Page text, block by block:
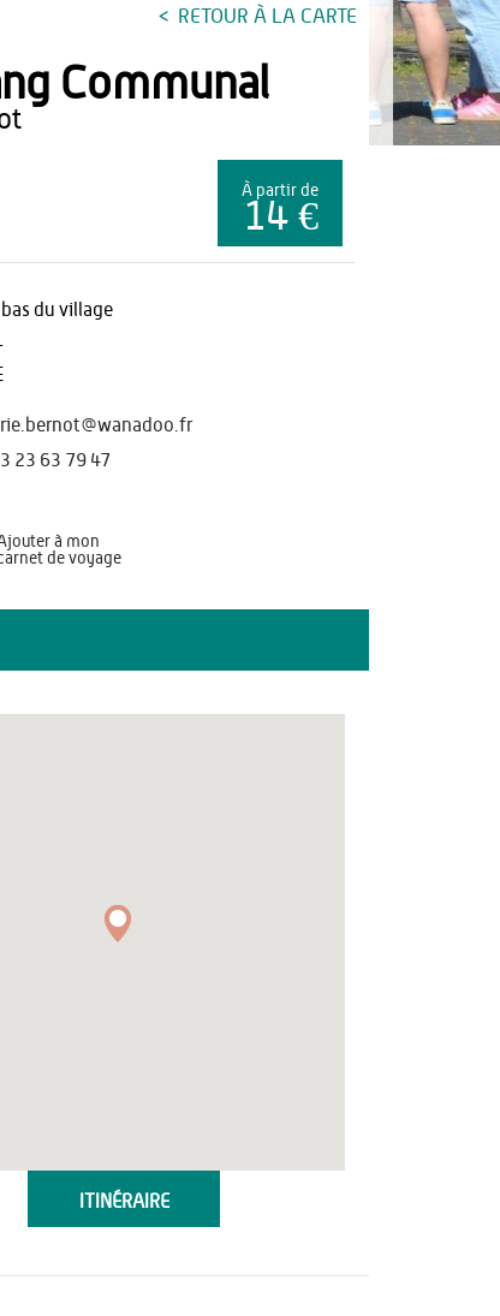
RETOUR À LA CARTE
Communal
À partir de
14 €
bas du village
23 63 79 47
à mon
de voyage
ITINÉRAIRE